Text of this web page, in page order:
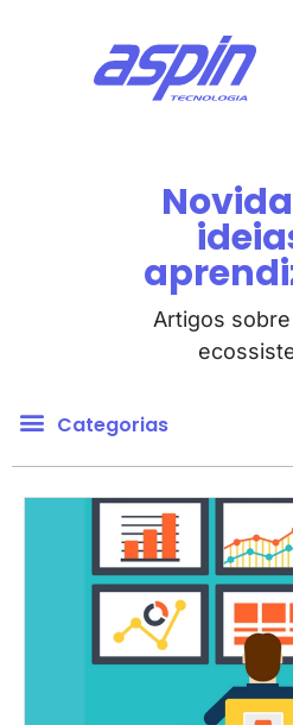
Artigos
Categorias